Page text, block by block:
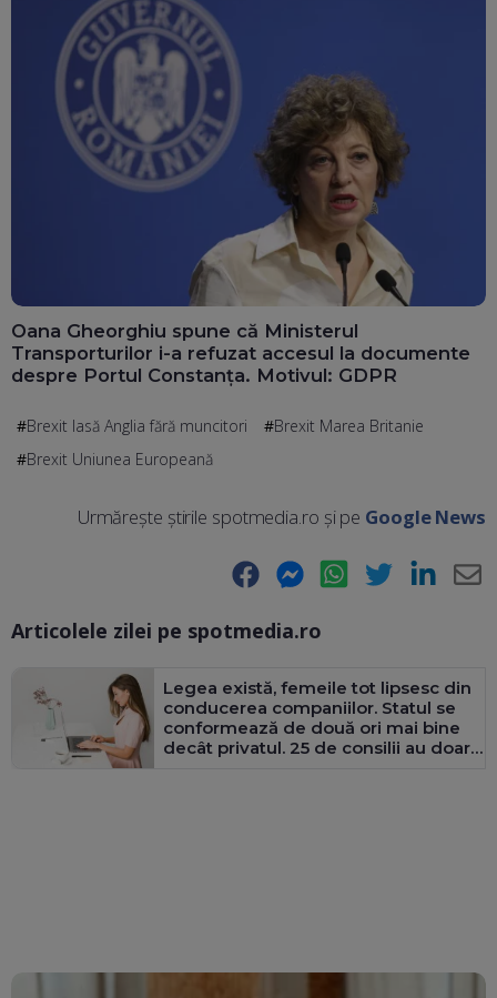
Oana Gheorghiu spune că Ministerul
Transporturilor i-a refuzat accesul la documente
despre Portul Constanța. Motivul: GDPR
Brexit lasă Anglia fără muncitori
Brexit Marea Britanie
Brexit Uniunea Europeană
Urmărește știrile spotmedia.ro și pe Google News
Facebook Messenger WhatsApp Twitter LinkedIn
Articolele zilei pe spotmedia.ro
Legea există, femeile tot lipsesc din
conducerea companiilor. Statul se
conformează de două ori mai bine
decât privatul. 25 de consilii au doar